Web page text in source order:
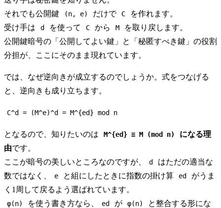
それでも公開鍵
(n, e) だけで C
を作れます。
受け手は
d を使って C から M
を取り戻します。
公開鍵暗号の「公開してよい鍵」と「秘匿すべき鍵」の役割
分担が、ここにそのまま現れています。
では、なぜ逆向きが成立するのでしょうか。式をつなげる
と、逆向きも成り立ちます。
C^d = (M^e)^d = M^{ed} mod n
となるので、知りたいのは M^{ed} ≡ M (mod n)
になる理
由です。
ここが暗号の美しいところなのですが、
d
はただの適当な
数ではなく、
e と組にしたときに指数の掛け算 ed
がうま
く1周して戻るよう選ばれています。
φ(n) を使う書き方なら、 ed が φ(n)
と整合する形にな